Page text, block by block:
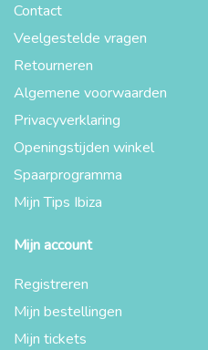
Contact
Veelgestelde vragen
Retourneren
Algemene voorwaarden
Privacyverklaring
Openingstijden winkel
Spaarprogramma
Mijn Tips Ibiza
Mijn account
Registreren
Mijn bestellingen
Mijn tickets